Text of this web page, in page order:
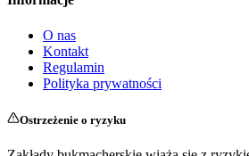
O nas
Kontakt
Regulamin
Polityka prywatności
Ostrzeżenie o ryzyku